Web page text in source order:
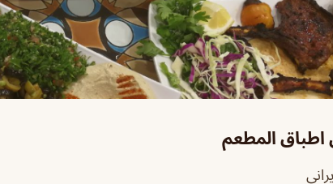
المطعم